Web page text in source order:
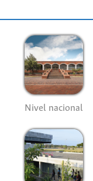
Nivel nacional